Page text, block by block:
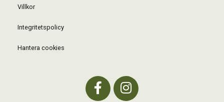
Villkor
Integritetspolicy
Hantera cookies